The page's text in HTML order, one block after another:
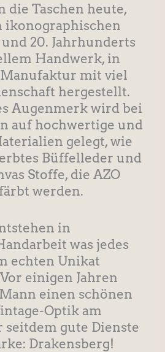
die Taschen heute,
und 20. Jahrhunderts
Handwerk, in
mit viel
hergestellt.
Augenmerk wird bei
auf hochwertige und
gelegt, wie
Büffelleder und
Stoffe, die AZO
werden.
in
was jedes
echten Unikat
einigen Jahren
einen schönen
Optik am
seitdem gute Dienste
Drakensberg!